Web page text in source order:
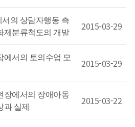
의 상담자행동 측
제분류척도의 개발
2015-03-29
에서의 토의수업 모
2015-03-29
장에서의 장애아동
과 실제
2015-03-22